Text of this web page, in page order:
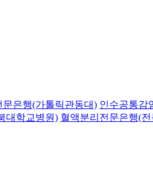
문은행(가톨릭관동대) 인수공통감
대학교병원) 혈액분리전문은행(